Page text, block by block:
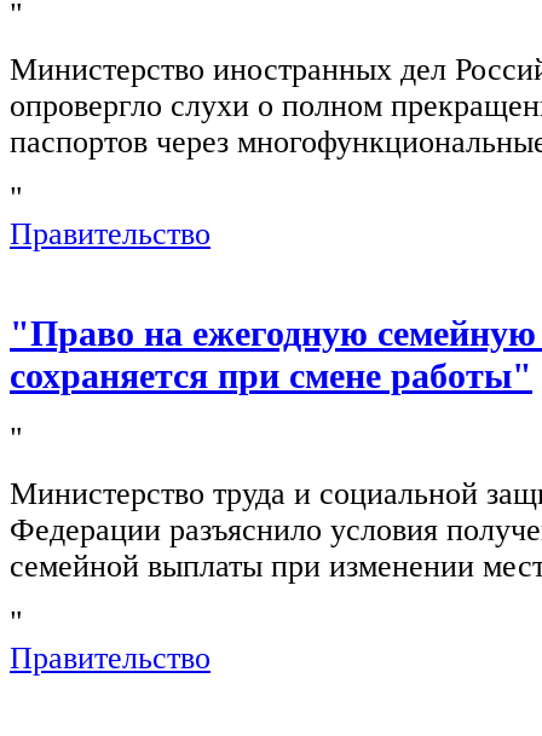
"
Министерство иностранных дел
опровергло слухи о полном
паспортов через
"
Правительство
"Право на ежегодную
сохраняется при смене работы"
"
Министерство труда и социальной
Федерации разъяснило условия
семейной выплаты при изменении
"
Правительство